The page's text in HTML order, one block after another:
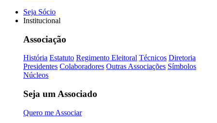
Seja Sócio
Institucional
Associação
História Estatuto Regimento Eleitoral Técnicos Diretoria
Presidentes Colaboradores Outras Associações Símbolos
Núcleos
Seja um Associado
Quero me Associar